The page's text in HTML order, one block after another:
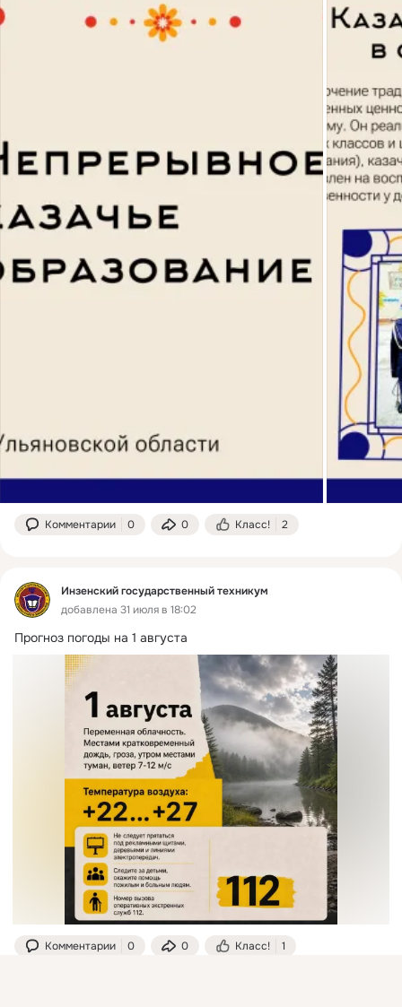
Комментарии 0 0 Класс! 2
Инзенский государственный техникум
добавлена 31 июля в 18:02
Прогноз погоды на 1 августа
Комментарии 0 0 Класс! 1